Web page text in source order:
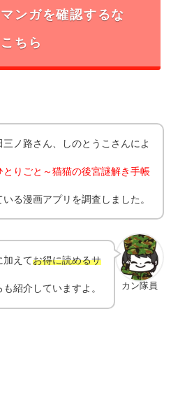
ンガを確認するな
ちら
ノ路さん、しのとうこ さんによ
とりごと～猫猫の後宮謎解き手帳
る漫画アプリを調査しました。
カン隊員
加えてお得に読めるサ
紹介していますよ。